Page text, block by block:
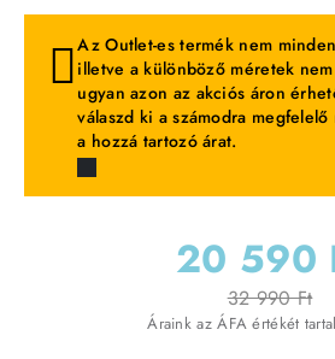
20 590
32 990 Ft
Áraink az ÁFA értékét
Az Outlet-es termék nem
illetve a különböző méretek
ugyan azon az akciós áron
válaszd ki a számodra
a hozzá tartozó árat.